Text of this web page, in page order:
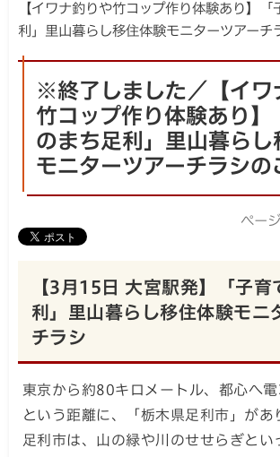
【イワナ釣りや竹コップ作り体験あり】「
利」里山暮らし移住体験モニターツアーチ
※終了しました／【イワ
竹コップ作り体験あり】
のまち足利」里山暮らし
モニターツアーチラシの
ペー
【3月15日 大宮駅発】「子育
利」里山暮らし移住体験モニ
チラシ
東京から約80キロメートル、都心へ
という距離に、「栃木県足利市」があ
足利市は、山の緑や川のせせらぎとい